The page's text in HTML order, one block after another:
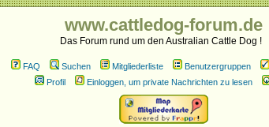
www.cattledog-forum.de
Das Forum rund um den Australian Cattle Dog !
FAQ Suchen Mitgliederliste Benutzergruppen
Profil
Einloggen, um private Nachrichten zu lesen